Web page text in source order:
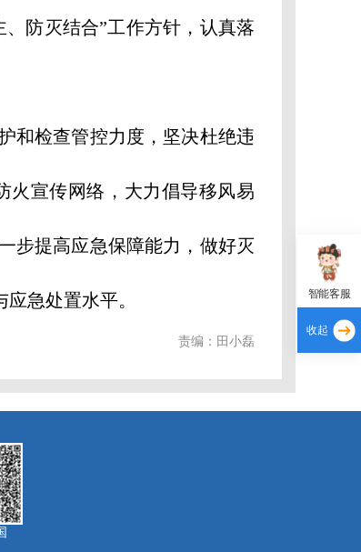
防灭结合”工作方针，认真落
检查管控力度，坚决杜绝违
火宣传网络，大力倡导移风易
步提高应急保障能力，做好灭
急处置水平。
责编：田小磊
智能客服
收起